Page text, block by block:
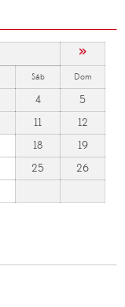
»
Sáb Dom
4
5
11
12
18
19
25
26